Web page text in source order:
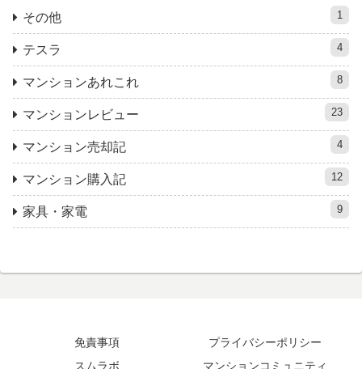
その他 1
テスラ 4
マンションあれこれ 8
マンションレビュー 23
マンション売却記 4
マンション購入記 12
家具・家電 9
免責事項
プライバシーポリシー
スムラボ
マンションコミュニティ